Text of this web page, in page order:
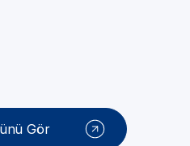
Gör